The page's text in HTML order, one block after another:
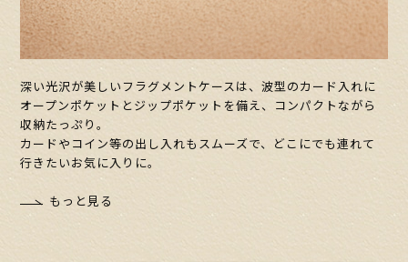
深い光沢が美しいフラグメントケースは、波型のカード入れに
オープンポケットとジップポケットを備え、コンパクトながら
収納たっぷり。
カードやコイン等の出し入れもスムーズで、どこにでも連れて
行きたいお気に入りに。
もっと見る